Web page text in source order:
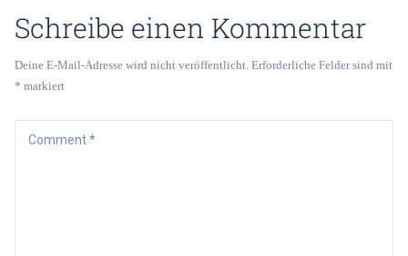
Schreibe einen Kommentar
Deine E-Mail-Adresse wird nicht veröffentlicht. Erforderliche Felder sind mit
* markiert